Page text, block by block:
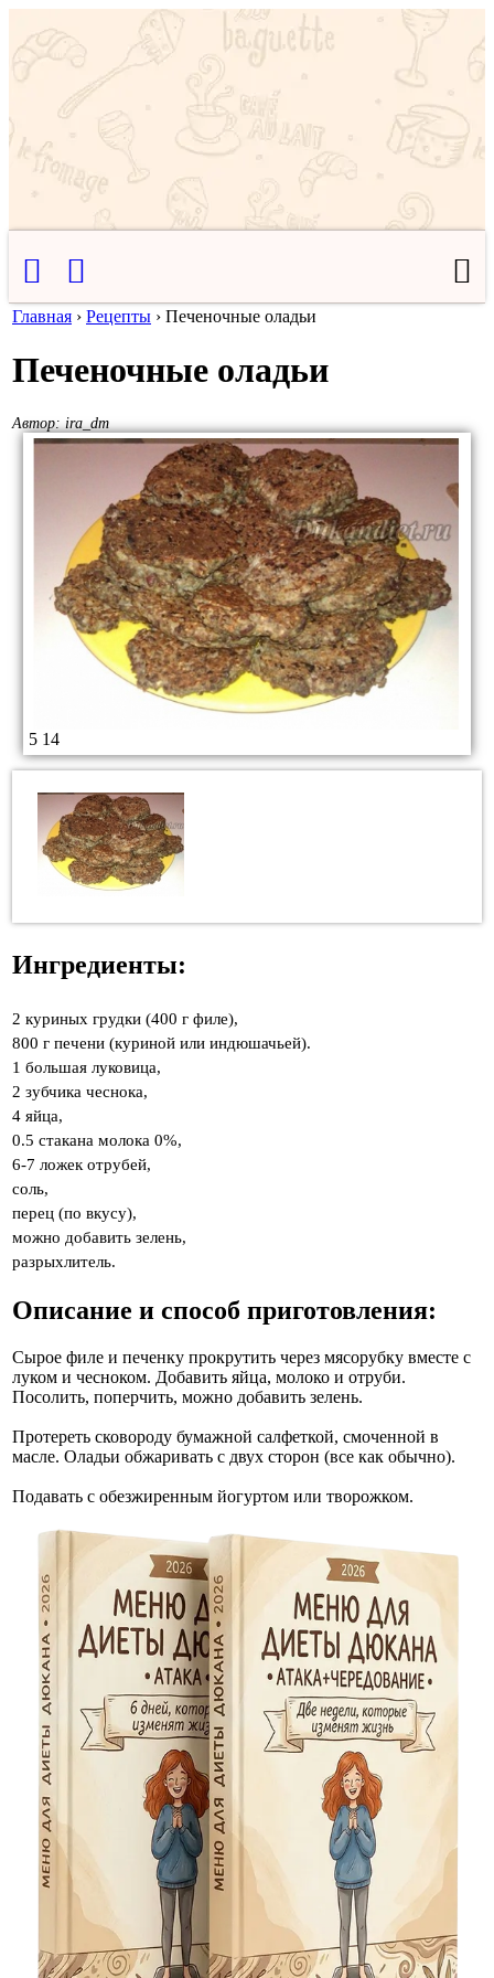
Главная › Рецепты › Печеночные оладьи
Печеночные оладьи
Автор: ira_dm
5 14
Ингредиенты:
2 куриных грудки (400 г филе),
800 г печени (куриной или индюшачьей).
1 большая луковица,
2 зубчика чеснока,
4 яйца,
0.5 стакана молока 0%,
6-7 ложек отрубей,
соль,
перец (по вкусу),
можно добавить зелень,
разрыхлитель.
Описание и способ приготовления:
Сырое филе и печенку прокрутить через мясорубку вместе с
луком и чесноком. Добавить яйца, молоко и отруби.
Посолить, поперчить, можно добавить зелень.
Протереть сковороду бумажной салфеткой, смоченной в
масле. Оладьи обжаривать с двух сторон (все как обычно).
Подавать с обезжиренным йогуртом или творожком.